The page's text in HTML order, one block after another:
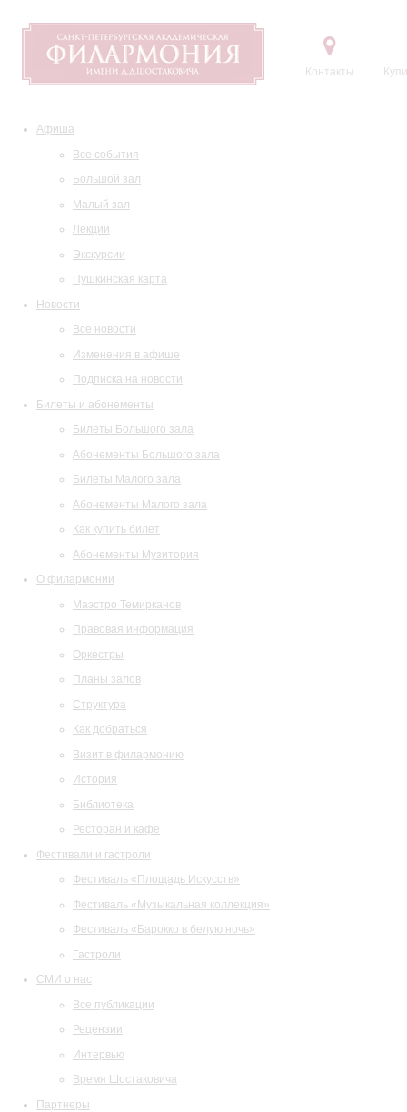
Контакты
Афиша
Все события
Большой зал
Малый зал
Лекции
Экскурсии
Пушкинская карта
Новости
Все новости
Изменения в афише
Подписка на новости
Билеты и абонементы
Билеты Большого зала
Абонементы Большого зала
Билеты Малого зала
Абонементы Малого зала
Как купить билет
Абонементы Музитория
О филармонии
Маэстро Темирканов
Правовая информация
Оркестры
Планы залов
Структура
Как добраться
Визит в филармонию
История
Библиотека
Ресторан и кафе
Фестивали и гастроли
Фестиваль «Площадь Искусств»
Фестиваль «Музыкальная коллекция»
Фестиваль «Барокко в белую ночь»
Гастроли
СМИ о нас
Все публикации
Рецензии
Интервью
Время Шостаковича
Партнеры